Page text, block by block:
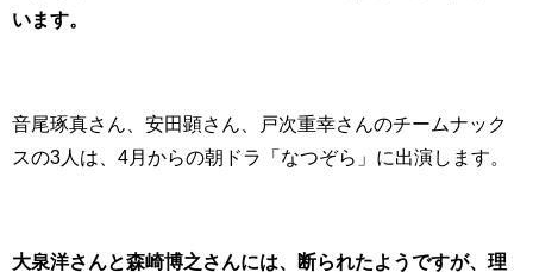
います。
音尾琢真さん、安田顕さん、戸次重幸さんのチームナック
スの3人は、4月からの朝ドラ「なつぞら」に出演します。
大泉洋さんと森崎博之さんには、断られたようですが、理